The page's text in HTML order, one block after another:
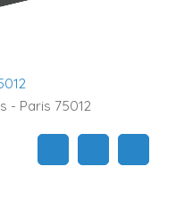
- Paris 75012